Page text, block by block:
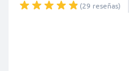
(29 reseñas)